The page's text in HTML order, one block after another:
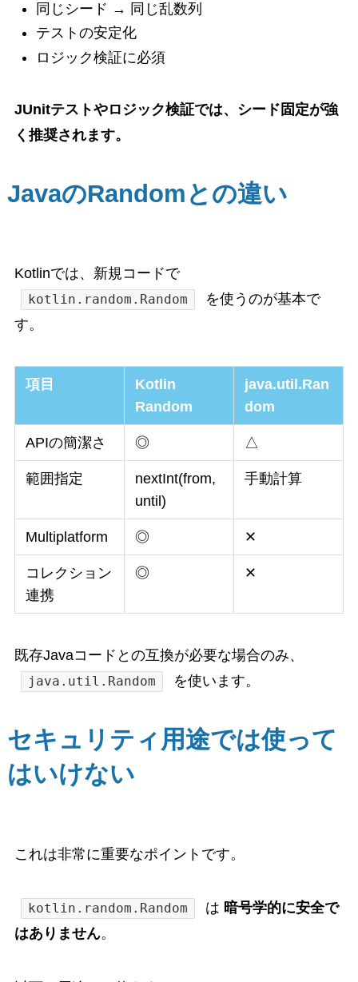
同じシード → 同じ乱数列
テストの安定化
ロジック検証に必須
JUnitテストやロジック検証では、シード固定が強
く推奨されます。
JavaのRandomとの違い
Kotlinでは、新規コードで
kotlin.random.Random
を使うのが基本で
す。
項目
Kotlin
Random
java.util.Ran
dom
APIの簡潔さ ◎ △
範囲指定
nextInt(from,
until)
手動計算
Multiplatform ◎ ✕
コレクション
連携
◎ ✕
既存Javaコードとの互換が必要な場合のみ、
java.util.Random を使います。
セキュリティ用途では使って
はいけない
これは非常に重要なポイントです。
kotlin.random.Random は 暗号学的に安全で
はありません。